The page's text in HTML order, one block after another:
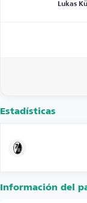
Lukas
Estadísticas
Información del